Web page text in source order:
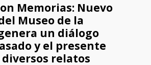
Memorias: Nuevo
Museo de la
un diálogo
y el presente
relatos